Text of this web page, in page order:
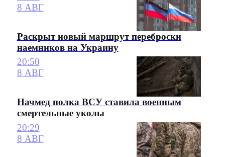
8 АВГ
Раскрыт новый маршрут переброски
наемников на Украину
20:50
8 АВГ
Начмед полка ВСУ ставила военным
смертельные уколы
20:29
8 АВГ